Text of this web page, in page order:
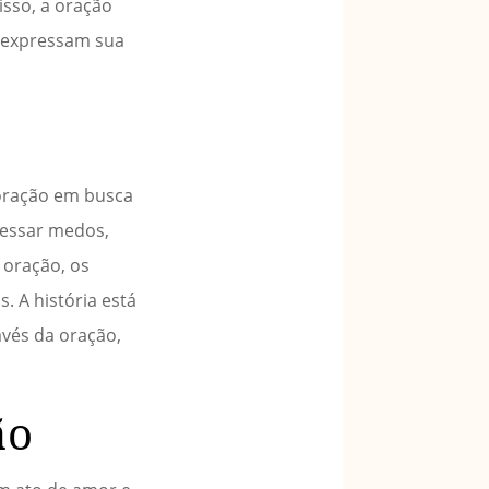
a oração
sua
em busca
medos,
os
A história está
da oração,